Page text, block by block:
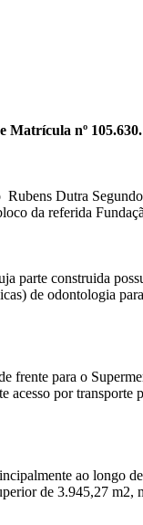
nº
Dutra
da referida
parte construida
de odontologia
para o
por
ao longo
de 3.945,27 m2,